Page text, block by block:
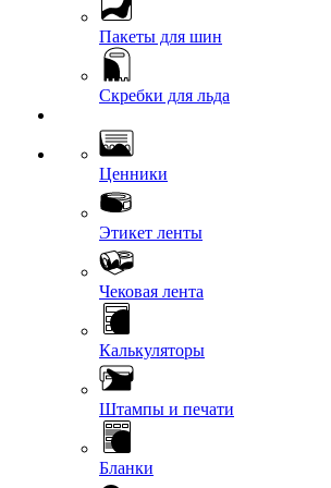
Пакеты для шин
Скребки для льда
Ценники
Этикет ленты
Чековая лента
Калькуляторы
Штампы и печати
Бланки